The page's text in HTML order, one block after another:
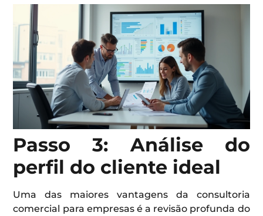
Passo 3: Análise do
perfil do cliente ideal
Uma das maiores vantagens da consultoria
comercial para empresas é a revisão profunda do